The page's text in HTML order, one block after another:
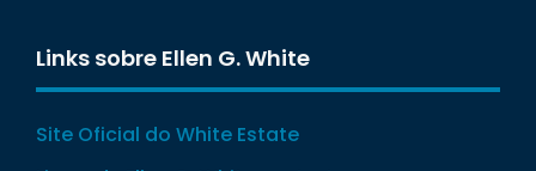
Links sobre Ellen G. White
Site Oficial do White Estate